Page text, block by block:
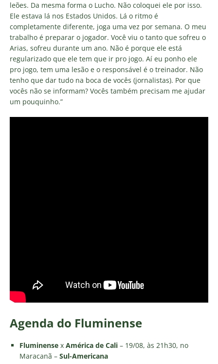
leões. Da mesma forma o Lucho. Não coloquei ele por isso.
Ele estava lá nos Estados Unidos. Lá o ritmo é
completamente diferente, joga uma vez por semana. O meu
trabalho é preparar o jogador. Você viu o tanto que sofreu o
Arias, sofreu durante um ano. Não é porque ele está
regularizado que ele tem que ir pro jogo. Aí eu ponho ele
pro jogo, tem uma lesão e o responsável é o treinador. Não
tenho que dar tudo na boca de vocês (jornalistas). Por que
vocês não se informam? Vocês também precisam me ajudar
um pouquinho.”
Agenda do Fluminense
Fluminense x América de Cali – 19/08, às 21h30, no
Maracanã – Sul-Americana